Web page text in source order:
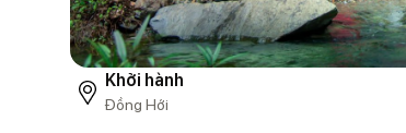
Khởi hành
Đồng Hới